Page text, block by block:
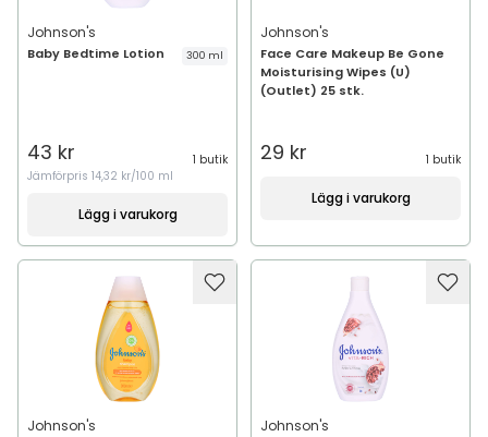
Johnson's
Baby Bedtime Lotion 300 ml
43 kr
1 butik
Jämförpris 14,32 kr/100 ml
Lägg i varukorg
Johnson's
Face Care Makeup Be Gone
Moisturising Wipes (U)
(Outlet) 25 stk.
29 kr 1 butik
Lägg i varukorg
Johnson's Johnson's